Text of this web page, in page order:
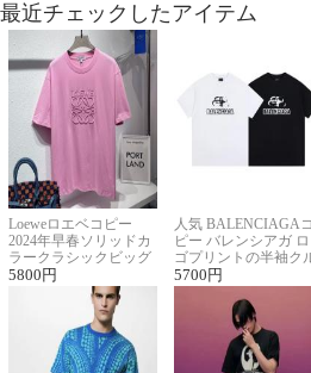
最近チェックしたアイテム
Loeweロエベコピー
2024年早春ソリッドカ
ラークラシックビッグ
ロゴ刺繍Tシャツ
5800 円
人気 BALENCIAGAコ
ピー バレンシアガ ロ
ゴプリントの半袖ク
ーネックTシャツ
5700 円